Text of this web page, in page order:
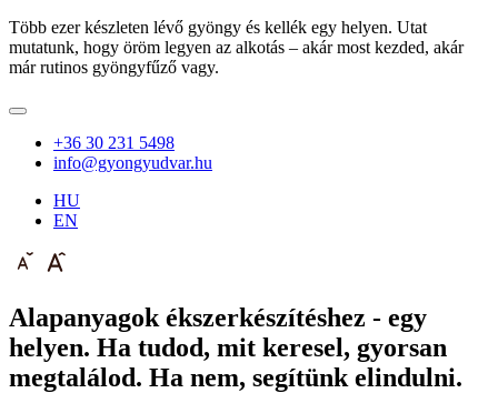
Több ezer készleten lévő gyöngy és kellék egy helyen. Utat
mutatunk, hogy öröm legyen az alkotás – akár most kezded, akár
már rutinos gyöngyfűző vagy.
+36 30 231 5498
info@gyongyudvar.hu
HU
EN
Alapanyagok ékszerkészítéshez - egy
helyen. Ha tudod, mit keresel, gyorsan
megtalálod. Ha nem, segítünk elindulni.